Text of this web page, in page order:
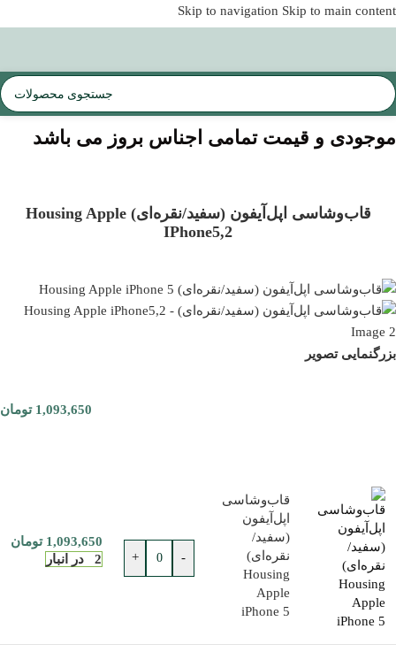
Skip to navigation Skip to main content
موجودی و قیمت تمامی اجناس بروز می باشد
قاب‌‌وشاسی اپل‌آیفون (سفید/نقره‌ای) Housing Apple
IPhone5,2
بزرگنمایی تصویر
1,093,650 تومان
قاب‌‌وشاسی
اپل‌آیفون
(سفید/
نقره‌ای)
Housing
Apple
iPhone 5
-
+
1,093,650 تومان
2 در انبار